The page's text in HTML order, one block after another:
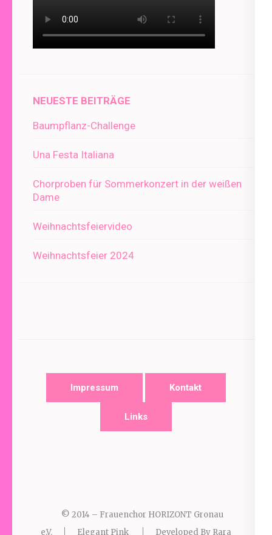
NEUESTE BEITRÄGE
Baumpflanz-Challenge
Una Festa Italiana
Chorproben für Sommerkonzert in der weißen
Dame
Weihnachtsfeiervideo
Weihnachtsfeier 2024
Impressum Kontakt
Links
© 2014 – Frauenchor HORIZONT Gronau
e.V.
Elegant Pink Developed By Rara